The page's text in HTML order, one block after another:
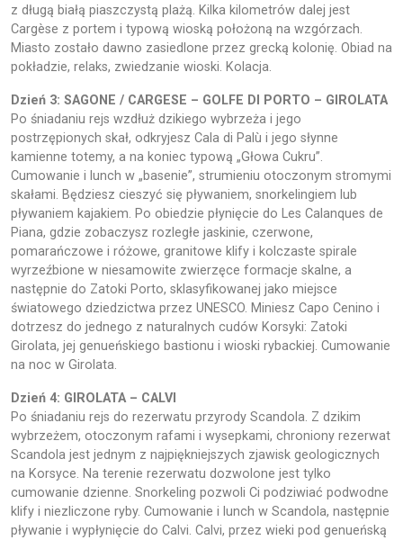
z długą białą piaszczystą plażą. Kilka kilometrów dalej jest
Cargèse z portem i typową wioską położoną na wzgórzach.
Miasto zostało dawno zasiedlone przez grecką kolonię. Obiad na
pokładzie, relaks, zwiedzanie wioski. Kolacja.
Dzień 3: SAGONE / CARGESE – GOLFE DI PORTO – GIROLATA
Po śniadaniu rejs wzdłuż dzikiego wybrzeża i jego
postrzępionych skał, odkryjesz Cala di Palù i jego słynne
kamienne totemy, a na koniec typową „Głowa Cukru”.
Cumowanie i lunch w „basenie”, strumieniu otoczonym stromymi
skałami. Będziesz cieszyć się pływaniem, snorkelingiem lub
pływaniem kajakiem. Po obiedzie płynięcie do Les Calanques de
Piana, gdzie zobaczysz rozległe jaskinie, czerwone,
pomarańczowe i różowe, granitowe klify i kolczaste spirale
wyrzeźbione w niesamowite zwierzęce formacje skalne, a
następnie do Zatoki Porto, sklasyfikowanej jako miejsce
światowego dziedzictwa przez UNESCO. Miniesz Capo Cenino i
dotrzesz do jednego z naturalnych cudów Korsyki: Zatoki
Girolata, jej genueńskiego bastionu i wioski rybackiej. Cumowanie
na noc w Girolata.
Dzień 4: GIROLATA – CALVI
Po śniadaniu rejs do rezerwatu przyrody Scandola. Z dzikim
wybrzeżem, otoczonym rafami i wysepkami, chroniony rezerwat
Scandola jest jednym z najpiękniejszych zjawisk geologicznych
na Korsyce. Na terenie rezerwatu dozwolone jest tylko
cumowanie dzienne. Snorkeling pozwoli Ci podziwiać podwodne
klify i niezliczone ryby. Cumowanie i lunch w Scandola, następnie
pływanie i wypłynięcie do Calvi. Calvi, przez wieki pod genueńską